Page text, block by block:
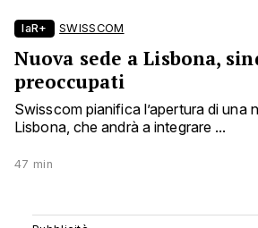
laR+ SWISSCOM
Nuova sede a Lisbona,
preoccupati
Swisscom pianifica l’apertura di una
Lisbona, che andrà a integrare ...
47 min